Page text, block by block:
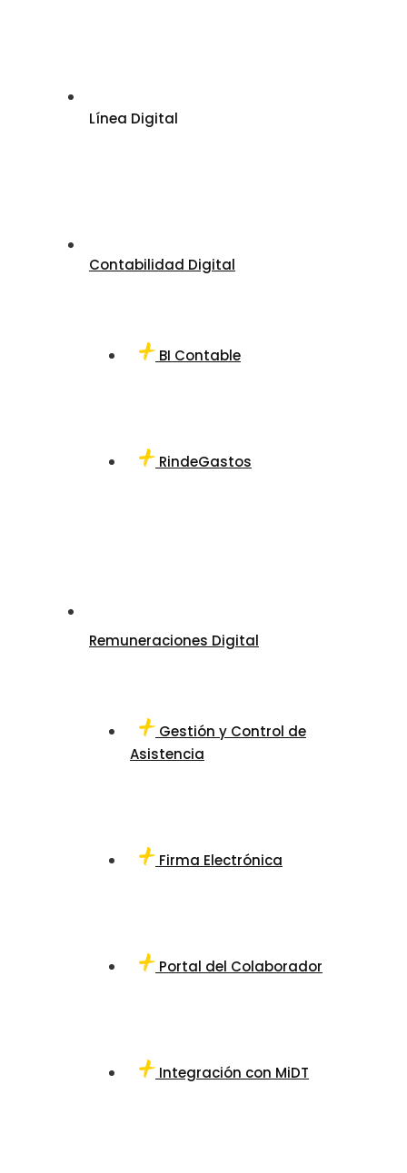
Línea Digital
Contabilidad Digital
BI Contable
RindeGastos
Remuneraciones Digital
Gestión y Control de
Asistencia
Firma Electrónica
Portal del Colaborador
Integración con MiDT